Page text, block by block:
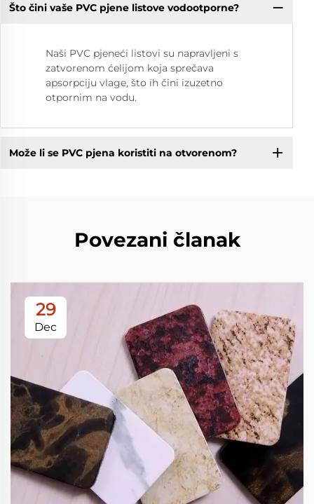
Što čini vaše PVC pjene listove vodootporne?
Naši PVC pjeneći listovi su napravljeni s
zatvorenom ćelijom koja sprečava
apsorpciju vlage, što ih čini izuzetno
otpornim na vodu.
Može li se PVC pjena koristiti na otvorenom?
Povezani članak
29
Dec